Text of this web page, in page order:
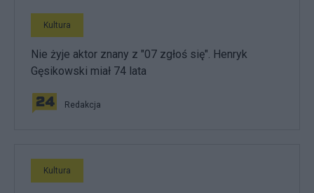
Kultura
Nie żyje aktor znany z "07 zgłoś się". Henryk
Gęsikowski miał 74 lata
Redakcja
Kultura